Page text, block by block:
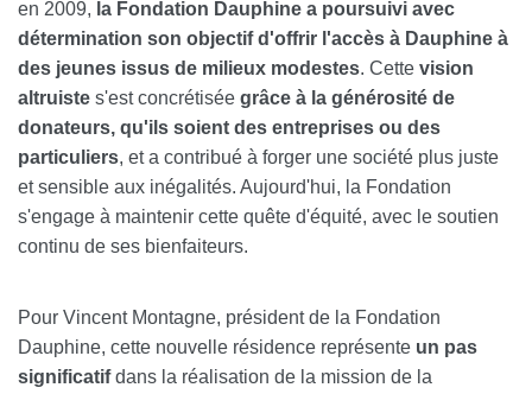
en 2009, la Fondation Dauphine a poursuivi avec
détermination son objectif d'offrir l'accès à Dauphine à
des jeunes issus de milieux modestes. Cette vision
altruiste s'est concrétisée grâce à la générosité de
donateurs, qu'ils soient des entreprises ou des
particuliers, et a contribué à forger une société plus juste
et sensible aux inégalités. Aujourd'hui, la Fondation
s'engage à maintenir cette quête d'équité, avec le soutien
continu de ses bienfaiteurs.
Pour Vincent Montagne, président de la Fondation
Dauphine, cette nouvelle résidence représente un pas
significatifdans la réalisation de la mission de la